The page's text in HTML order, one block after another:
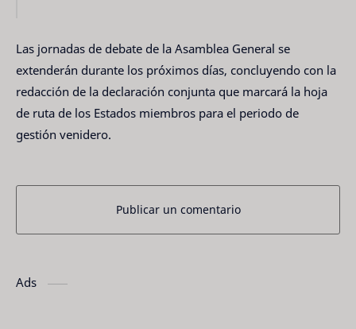
Las jornadas de debate de la Asamblea General se
extenderán durante los próximos días, concluyendo con la
redacción de la declaración conjunta que marcará la hoja
de ruta de los Estados miembros para el periodo de
gestión venidero.
Publicar un comentario
Ads